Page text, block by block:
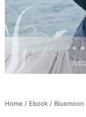
Home / Ebook / Bluemoon